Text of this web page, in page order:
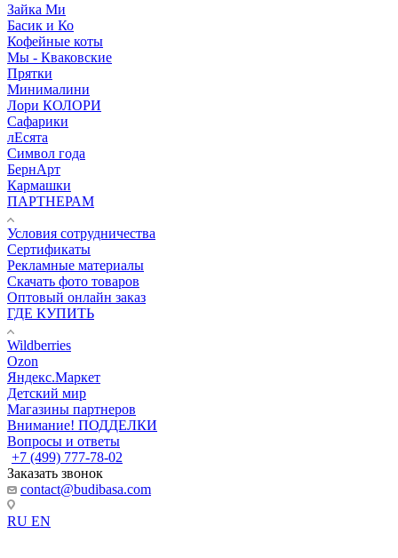
Зайка Ми
Басик и Ко
Кофейные коты
Мы - Кваковские
Прятки
Минималини
Лори КОЛОРИ
Сафарики
лЕсята
Символ года
БернАрт
Кармашки
ПАРТНЕРАМ
Условия сотрудничества
Сертификаты
Рекламные материалы
Скачать фото товаров
Оптовый онлайн заказ
ГДЕ КУПИТЬ
Wildberries
Ozon
Яндекс.Маркет
Детский мир
Магазины партнеров
Внимание! ПОДДЕЛКИ
Вопросы и ответы
+7 (499) 777-78-02
Заказать звонок
contact@budibasa.com
RU EN